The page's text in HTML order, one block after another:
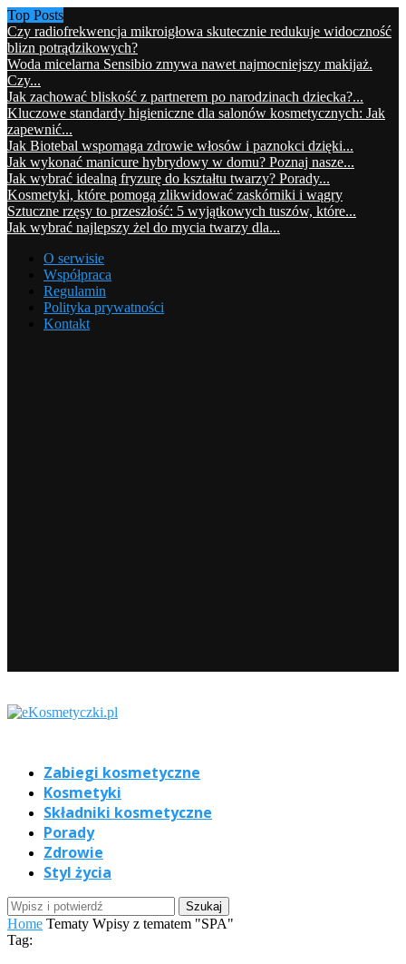
Top Posts
Czy radiofrekwencja mikroigłowa skutecznie redukuje widoczność
blizn potrądzikowych?
Woda micelarna Sensibio zmywa nawet najmocniejszy makijaż.
Czy...
Jak zachować bliskość z partnerem po narodzinach dziecka?...
Kluczowe standardy higieniczne dla salonów kosmetycznych: Jak
zapewnić...
Jak Biotebal wspomaga zdrowie włosów i paznokci dzięki...
Jak wykonać manicure hybrydowy w domu? Poznaj nasze...
Jak wybrać idealną fryzurę do kształtu twarzy? Porady...
Kosmetyki, które pomogą zlikwidować zaskórniki i wągry
Sztuczne rzęsy to przeszłość: 5 wyjątkowych tuszów, które...
Jak wybrać najlepszy żel do mycia twarzy dla...
O serwisie
Współpraca
Regulamin
Polityka prywatności
Kontakt
Zabiegi kosmetyczne
Kosmetyki
Składniki kosmetyczne
Porady
Zdrowie
Styl życia
Home Tematy Wpisy z tematem "SPA"
Tag: